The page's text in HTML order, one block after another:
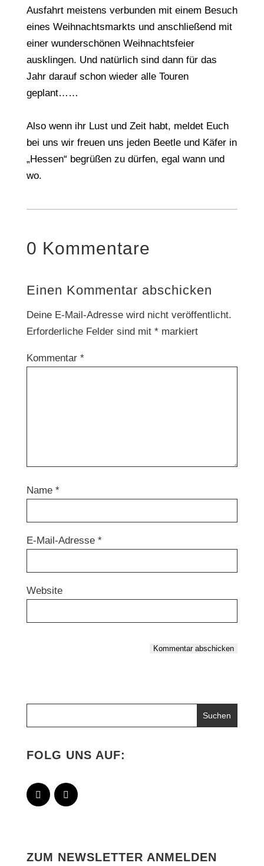
Ausfahrt meistens verbunden mit einem Besuch
eines Weihnachtsmarkts und anschließend mit
einer wunderschönen Weihnachtsfeier
ausklingen. Und natürlich sind dann für das
Jahr darauf schon wieder alle Touren
geplant……
Also wenn ihr Lust und Zeit habt, meldet Euch
bei uns wir freuen uns jeden Beetle und Käfer in
„Hessen“ begrüßen zu dürfen, egal wann und
wo.
0 Kommentare
Einen Kommentar abschicken
Deine E-Mail-Adresse wird nicht veröffentlicht.
Erforderliche Felder sind mit *markiert
Kommentar *
Name *
E-Mail-Adresse *
Website
Kommentar abschicken
FOLG UNS AUF:
ZUM NEWSLETTER ANMELDEN